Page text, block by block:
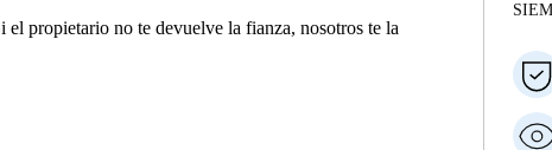
el propietario no te devuelve la fianza, nosotros te la